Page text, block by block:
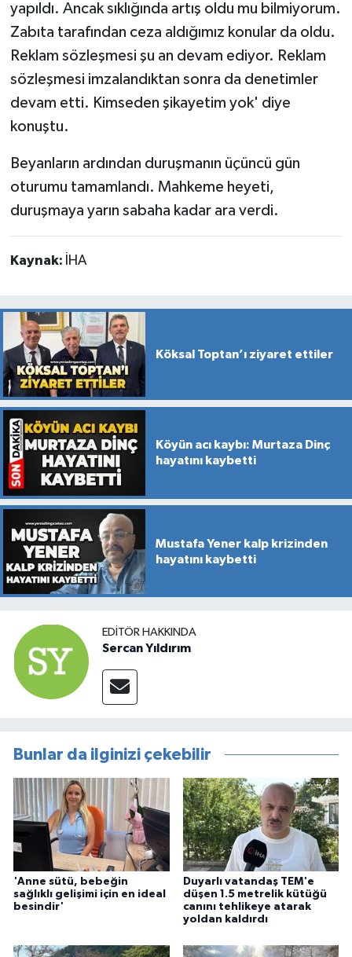
yapıldı. Ancak sıklığında artış oldu mu bilmiyorum.
Zabıta tarafından ceza aldığımız konular da oldu.
Reklam sözleşmesi şu an devam ediyor. Reklam
sözleşmesi imzalandıktan sonra da denetimler
devam etti. Kimseden şikayetim yok' diye
konuştu.
Beyanların ardından duruşmanın üçüncü gün
oturumu tamamlandı. Mahkeme heyeti,
duruşmaya yarın sabaha kadar ara verdi.
Kaynak: İHA
Köksal Toptan’ı ziyaret ettiler
Köyün acı kaybı: Murtaza Dinç
hayatını kaybetti
Mustafa Yener kalp krizinden
hayatını kaybetti
EDITÖR HAKKINDA
Sercan Yıldırım
Bunlar da ilginizi çekebilir
'Anne sütü, bebeğin
sağlıklı gelişimi için en ideal
besindir'
Duyarlı vatandaş TEM'e
düşen 1.5 metrelik kütüğü
canını tehlikeye atarak
yoldan kaldırdı